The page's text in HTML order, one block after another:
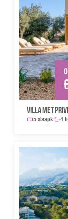
Villa met
5 slaapk. 4